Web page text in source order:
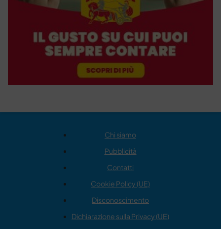
Chi siamo
Pubblicità
Contatti
Cookie Policy (UE)
Disconoscimento
Dichiarazione sulla Privacy (UE)